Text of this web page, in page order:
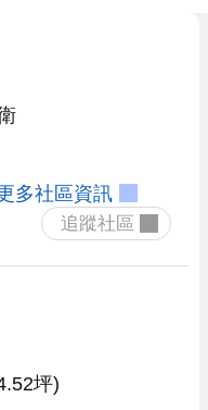
多社區資訊
坪)